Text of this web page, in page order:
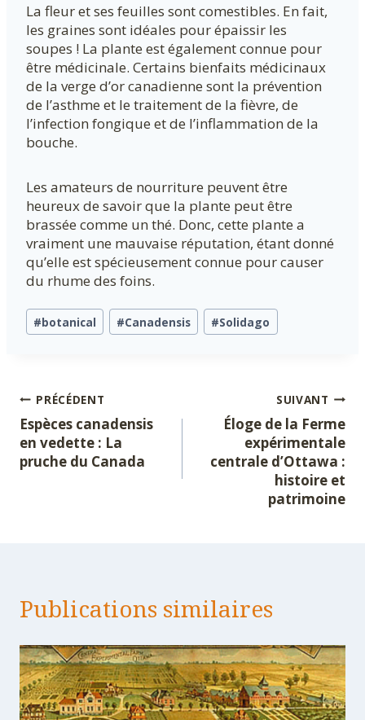
La fleur et ses feuilles sont comestibles. En fait,
les graines sont idéales pour épaissir les
soupes ! La plante est également connue pour
être médicinale. Certains bienfaits médicinaux
de la verge d’or canadienne sont la prévention
de l’asthme et le traitement de la fièvre, de
l’infection fongique et de l’inflammation de la
bouche.
Les amateurs de nourriture peuvent être
heureux de savoir que la plante peut être
brassée comme un thé. Donc, cette plante a
vraiment une mauvaise réputation, étant donné
qu’elle est spécieusement connue pour causer
du rhume des foins.
Étiquettes
de
#botanical #Canadensis #Solidago
Navigation
de
l’article
PRÉCÉDENT
Espèces canadensis
en vedette : La
pruche du Canada
SUIVANT
Éloge de la Ferme
expérimentale
centrale d’Ottawa :
histoire et
patrimoine
Publications similaires